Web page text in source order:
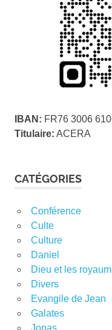
IBAN: FR76 3006
Titulaire: ACERA
CATÉGORIES
Conférence
Culte
Culture
Daniel
Dieu et les
Divers
Evangile de Jean
Galates
Jonas